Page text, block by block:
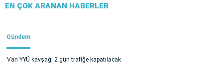
EN ÇOK ARANAN HABERLER
Gündem
Van YYÜ kavşağı 2 gün trafiğe kapatılacak